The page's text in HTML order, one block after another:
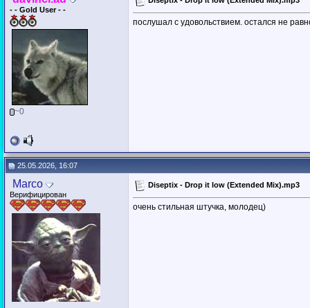
- - Gold User - -
~0
послушал с удовольствием. остался не
25.05.2026, 16:07
Marco
Верифицирован
Diseptix - Drop it low (Extended Mix).mp3
очень стильная штучка, молодец)